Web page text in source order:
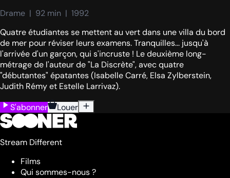
Drame  |  92 min  |  1992
Quatre étudiantes se mettent au vert dans une villa du bord
de mer pour réviser leurs examens. Tranquilles... jusqu'à
l'arrivée d'un garçon, qui s'incruste ! Le deuxième long-
métrage de l'auteur de "La Discrète", avec quatre
"débutantes" épatantes (Isabelle Carré, Elsa Zylberstein,
Judith Rémy et Estelle Larrivaz).
S'abonner
Louer
Stream Different
Films
Qui sommes-nous ?